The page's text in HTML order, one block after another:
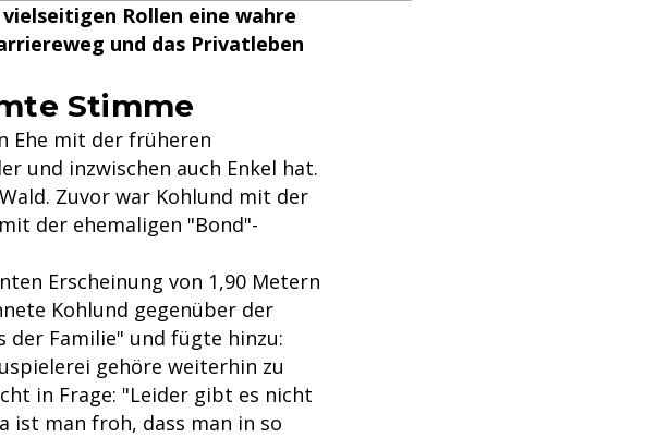
Rollen eine wahre
und das Privatleben
Stimme
Ehe mit der früheren
und inzwischen auch Enkel hat.
Zuvor war Kohlund mit der
der ehemaligen "Bond"-
Erscheinung von 1,90 Metern
Kohlund gegenüber der
der Familie" und fügte hinzu:
gehöre weiterhin zu
in Frage: "Leider gibt es nicht
ist man froh, dass man in so